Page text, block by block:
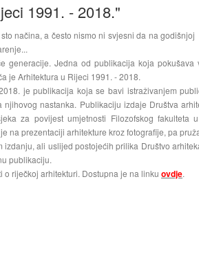
1991. - 2018."
načina, a često nismo ni svjesni da na godišnjoj
generacije. Jedna od publikacija koja
je Arhitektura u Rijeci 1991. - 2018.
je publikacija koja se bavi istraživanjem
njihovog nastanka. Publikaciju izdaje Društva
za povijest umjetnosti Filozofskog fakulteta
na prezentaciji arhitekture kroz fotografije, pa
izdanju, ali uslijed postojećih prilika Društvo
publikaciju.
o riječkoj arhitekturi. Dostupna je na linku ovdje.